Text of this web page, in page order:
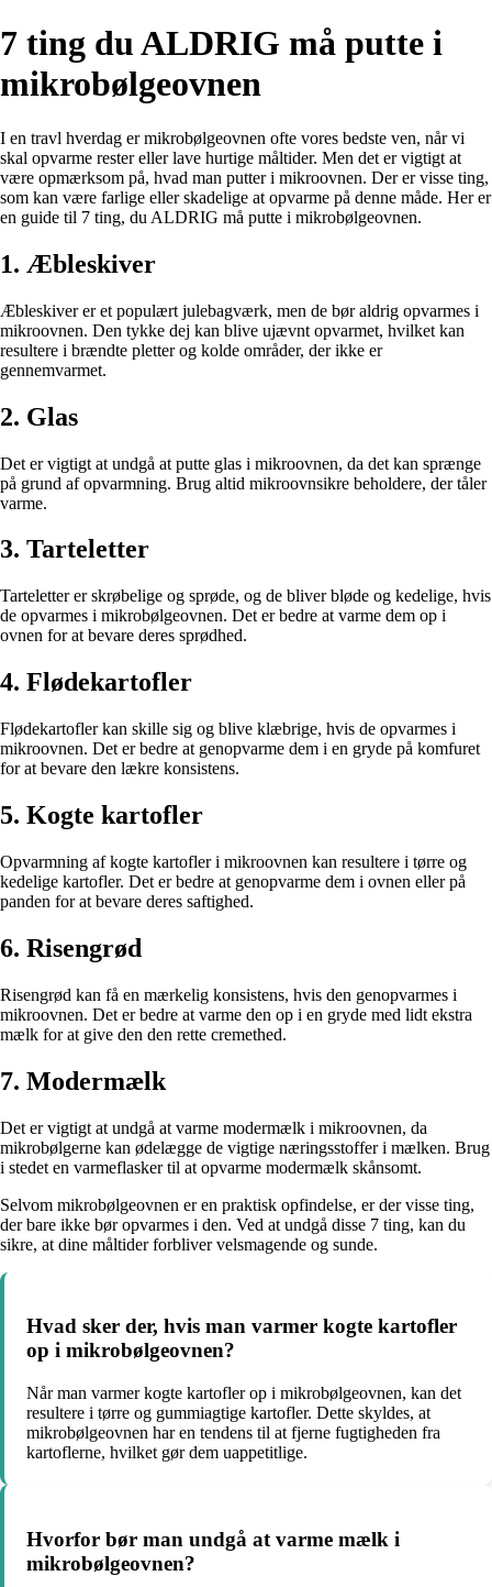
7 ting du ALDRIG må putte i
mikrobølgeovnen
I en travl hverdag er mikrobølgeovnen ofte vores bedste ven, når vi
skal opvarme rester eller lave hurtige måltider. Men det er vigtigt at
være opmærksom på, hvad man putter i mikroovnen. Der er visse ting,
som kan være farlige eller skadelige at opvarme på denne måde. Her er
en guide til 7 ting, du ALDRIG må putte i mikrobølgeovnen.
1. Æbleskiver
Æbleskiver er et populært julebagværk, men de bør aldrig opvarmes i
mikroovnen. Den tykke dej kan blive ujævnt opvarmet, hvilket kan
resultere i brændte pletter og kolde områder, der ikke er
gennemvarmet.
2. Glas
Det er vigtigt at undgå at putte glas i mikroovnen, da det kan sprænge
på grund af opvarmning. Brug altid mikroovnsikre beholdere, der tåler
varme.
3. Tarteletter
Tarteletter er skrøbelige og sprøde, og de bliver bløde og kedelige, hvis
de opvarmes i mikrobølgeovnen. Det er bedre at varme dem op i
ovnen for at bevare deres sprødhed.
4. Flødekartofler
Flødekartofler kan skille sig og blive klæbrige, hvis de opvarmes i
mikroovnen. Det er bedre at genopvarme dem i en gryde på komfuret
for at bevare den lækre konsistens.
5. Kogte kartofler
Opvarmning af kogte kartofler i mikroovnen kan resultere i tørre og
kedelige kartofler. Det er bedre at genopvarme dem i ovnen eller på
panden for at bevare deres saftighed.
6. Risengrød
Risengrød kan få en mærkelig konsistens, hvis den genopvarmes i
mikroovnen. Det er bedre at varme den op i en gryde med lidt ekstra
mælk for at give den den rette cremethed.
7. Modermælk
Det er vigtigt at undgå at varme modermælk i mikroovnen, da
mikrobølgerne kan ødelægge de vigtige næringsstoffer i mælken. Brug
i stedet en varmeflasker til at opvarme modermælk skånsomt.
Selvom mikrobølgeovnen er en praktisk opfindelse, er der visse ting,
der bare ikke bør opvarmes i den. Ved at undgå disse 7 ting, kan du
sikre, at dine måltider forbliver velsmagende og sunde.
Hvad sker der, hvis man varmer kogte kartofler
op i mikrobølgeovnen?
Når man varmer kogte kartofler op i mikrobølgeovnen, kan det
resultere i tørre og gummiagtige kartofler. Dette skyldes, at
mikrobølgeovnen har en tendens til at fjerne fugtigheden fra
kartoflerne, hvilket gør dem uappetitlige.
Hvorfor bør man undgå at varme mælk i
mikrobølgeovnen?